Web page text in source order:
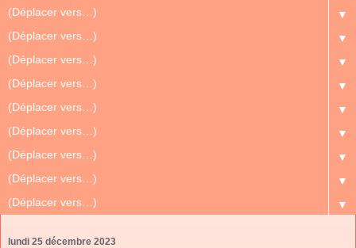
▼
▼
▼
▼
▼
▼
▼
▼
▼
lundi 25 décembre 2023